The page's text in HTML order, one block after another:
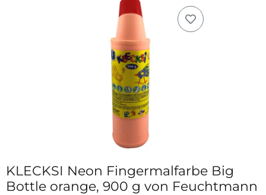
KLECKSI Neon Fingermalfarbe Big
Bottle orange, 900 g von Feuchtmann